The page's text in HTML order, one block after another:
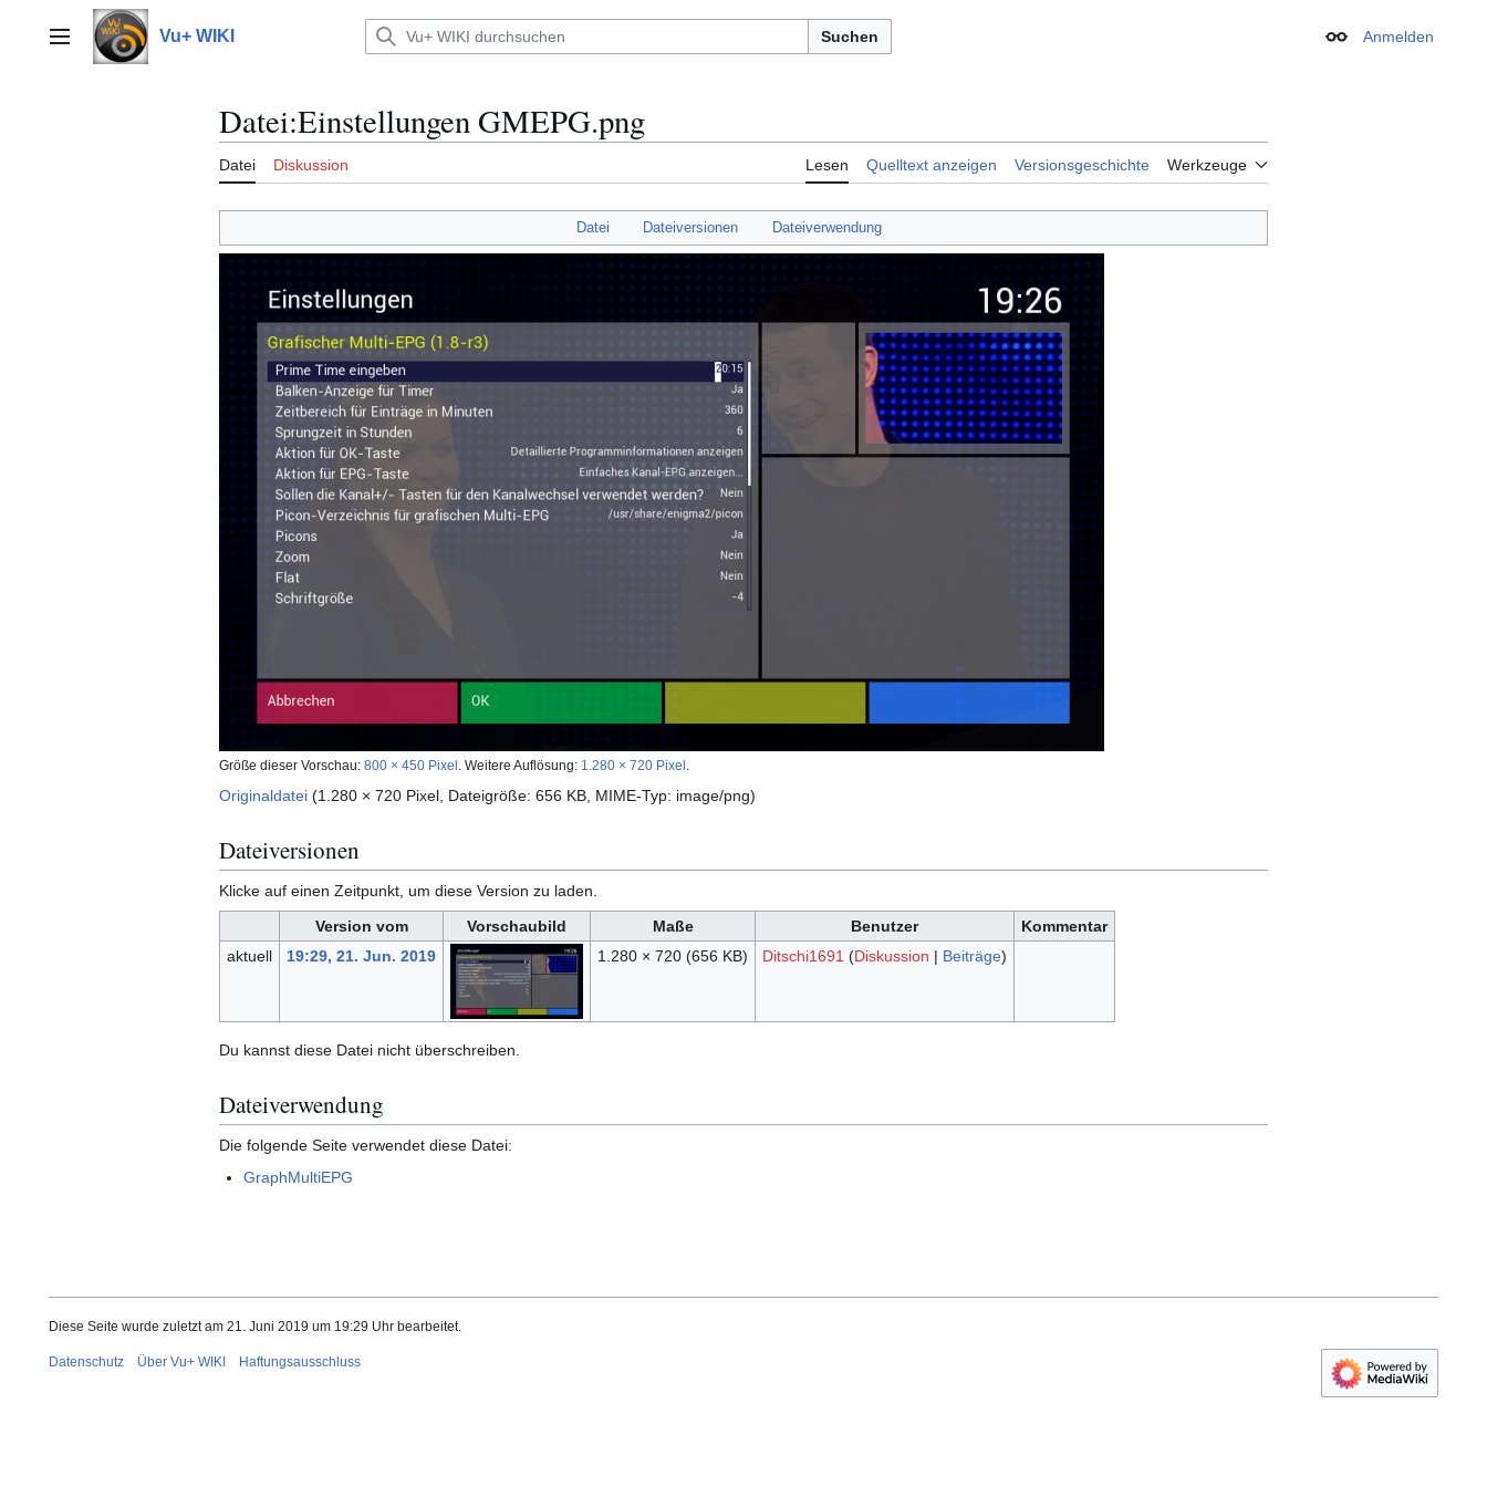
springenHauptmenü Vu+ WIKI Suchen Erscheinungsbild
Anmelden
Datei:Einstellungen GMEPG.png
Datei Diskussion Lesen Quelltext anzeigen Versionsgeschichte Werkzeuge
Datei Dateiversionen Dateiverwendung
Größe dieser Vorschau: 800 × 450 Pixel Weitere Auflösung: 1.280 × 720 Pixel
Originaldatei (1.280 × 720 Pixel, Dateigröße: 656 KB, MIME-Typ: image/png)
Dateiversionen
Klicke auf einen Zeitpunkt, um diese Version zu laden.
Version vom
Vorschaubild Maße Benutzer
Kommentar
aktuell
19:29, 21. Jun. 2019 1.280 × 720 (656 KB) Ditschi1691 (Diskussion | Beiträge)
Du kannst diese Datei nicht überschreiben.
Dateiverwendung
Die folgende Seite verwendet diese Datei:
GraphMultiEPG
Diese Seite wurde zuletzt am 21. Juni 2019 um 19:29 Uhr bearbeitet.
Datenschutz Über Vu+ WIKI Haftungsausschluss